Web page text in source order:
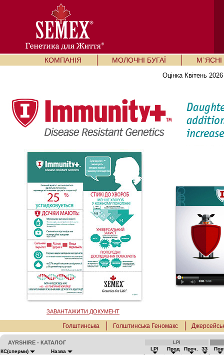
КОМПАНІЯ МОЛОЧНІ БУГАЇ М`ЯСНІ
Оцінка Квітень
ЗАВАНТАЖИТИ ДОКУМЕНТ
Голштинська Голштинська Геномакс
AYRSHIRE - КАТАЛОГ LPI
КС(сперми) Назва LPI Прод Проч. ЗЗ